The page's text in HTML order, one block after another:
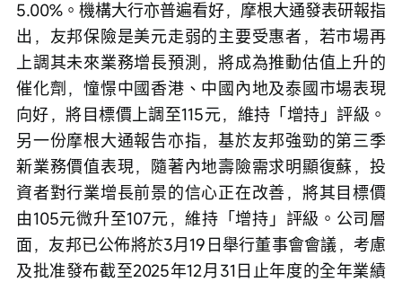
5.00%。機構大行亦普遍看好，摩根大通發表研報指
出，友邦保險是美元走弱的主要受惠者，若市場再
上調其未來業務增長預測，將成為推動估值上升的
催化劑，憧憬中國香港、中國內地及泰國市場表現
向好，將目標價上調至115元，維持「增持」評級。
另一份摩根大通報告亦指，基於友邦強勁的第三季
新業務價值表現，隨著內地壽險需求明顯復蘇，投
資者對行業增長前景的信心正在改善，將其目標價
由105元微升至107元，維持「增持」評級。公司層
面，友邦已公佈將於3月19日舉行董事會會議，考慮
及批准發布截至2025年12月31日止年度的全年業績